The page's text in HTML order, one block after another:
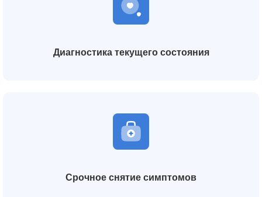
Диагностика текущего состояния
Срочное снятие симптомов